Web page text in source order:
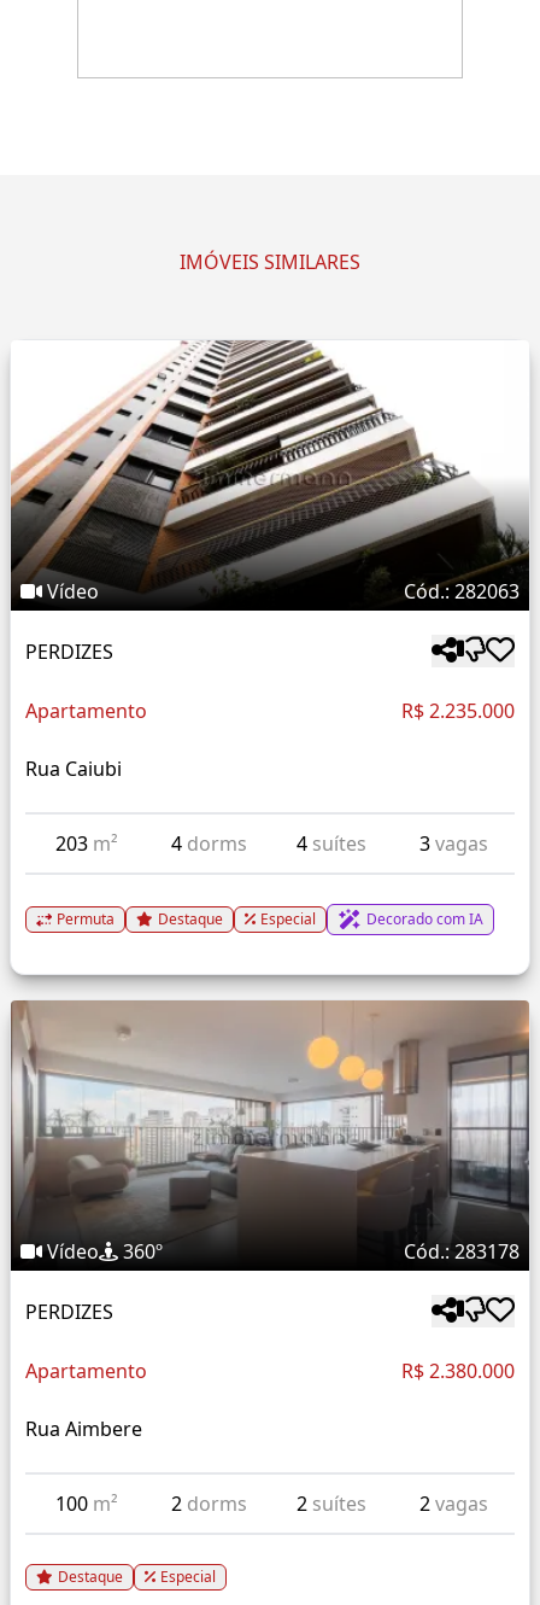
IMÓVEIS SIMILARES
Vídeo Cód.: 282063
PERDIZES
Apartamento R$ 2.235.000
Rua Caiubi
203 m² 4 dorms 4 suítes 3vagas
Permuta Destaque Especial Decorado com IA
Vídeo 360º Cód.: 283178
PERDIZES
Apartamento R$ 2.380.000
Rua Aimbere
100 m² 2 dorms 2 suítes 2vagas
Destaque Especial